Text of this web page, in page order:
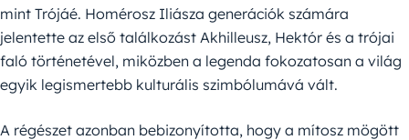
mint Trójáé. Homérosz Iliásza generációk számára
jelentette az első találkozást Akhilleusz, Hektór és a trójai
faló történetével, miközben a legenda fokozatosan a világ
egyik legismertebb kulturális szimbólumává vált.
A régészet azonban bebizonyította, hogy a mítosz mögött